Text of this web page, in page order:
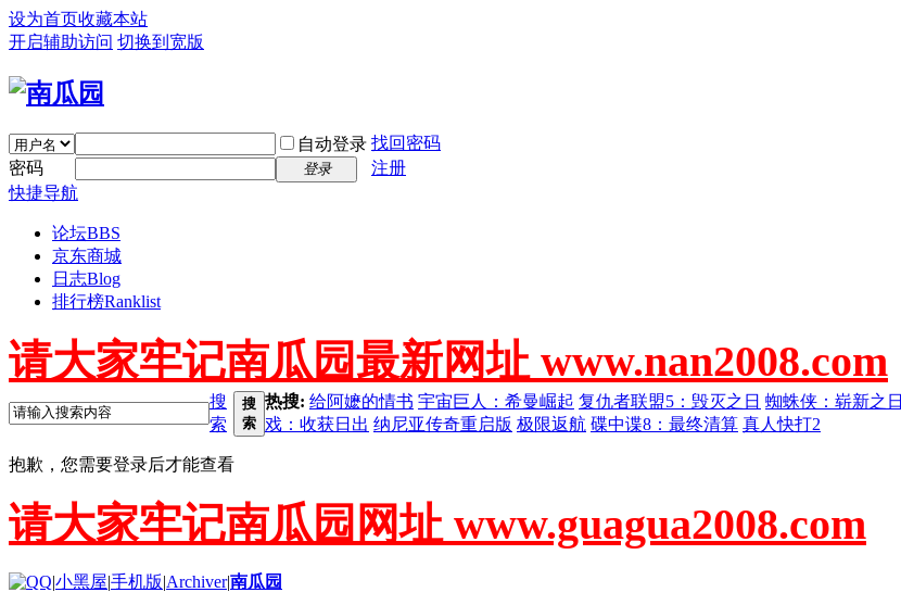
设为首页收藏本站
开启辅助访问 切换到宽版
自动登录 找回密码
密码
登录
注册
快捷导航
论坛BBS
京东商城
日志Blog
排行榜Ranklist
请大家牢记南瓜园最新网址 www.nan2008.com
搜
索
搜
索
热搜: 给阿嬷的情书 宇宙巨人：希曼崛起 复仇者联盟5：毁灭之日 蜘蛛侠：崭新之日
戏：收获日出 纳尼亚传奇重启版 极限返航 碟中谍8：最终清算 真人快打2
抱歉，您需要登录后才能查看
请大家牢记南瓜园网址 www.guagua2008.com
|小黑屋|手机版|Archiver|南瓜园